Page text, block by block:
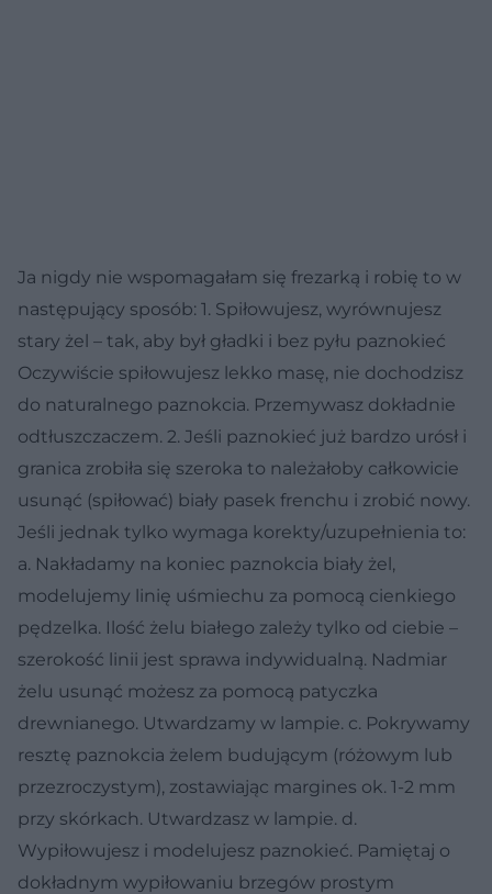
Ja nigdy nie wspomagałam się frezarką i robię to w
następujący sposób: 1. Spiłowujesz, wyrównujesz
stary żel – tak, aby był gładki i bez pyłu paznokieć
Oczywiście spiłowujesz lekko masę, nie dochodzisz
do naturalnego paznokcia. Przemywasz dokładnie
odtłuszczaczem. 2. Jeśli paznokieć już bardzo urósł i
granica zrobiła się szeroka to należałoby całkowicie
usunąć (spiłować) biały pasek frenchu i zrobić nowy.
Jeśli jednak tylko wymaga korekty/uzupełnienia to:
a. Nakładamy na koniec paznokcia biały żel,
modelujemy linię uśmiechu za pomocą cienkiego
pędzelka. Ilość żelu białego zależy tylko od ciebie –
szerokość linii jest sprawa indywidualną. Nadmiar
żelu usunąć możesz za pomocą patyczka
drewnianego. Utwardzamy w lampie. c. Pokrywamy
resztę paznokcia żelem budującym (różowym lub
przezroczystym), zostawiając margines ok. 1-2 mm
przy skórkach. Utwardzasz w lampie. d.
Wypiłowujesz i modelujesz paznokieć. Pamiętaj o
dokładnym wypiłowaniu brzegów prostym